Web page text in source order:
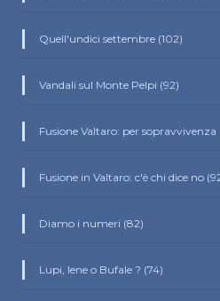
Quell'undici settembre (102)
Vandali sul Monte Pelpi (92)
Fusione Valtaro: per sopravvivenza
Fusione in Valtaro: c'è chi dice no
Diamo i numeri (82)
Lupi, Iene o Bufale ? (74)